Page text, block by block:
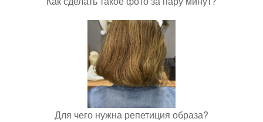
Для чего нужна репетиция образа?